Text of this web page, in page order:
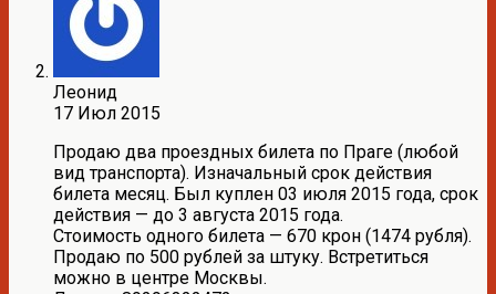
Леонид
17 Июл 2015
Продаю два проездных билета по Праге (любой
вид транспорта). Изначальный срок действия
билета месяц. Был куплен 03 июля 2015 года, срок
действия — до 3 августа 2015 года.
Стоимость одного билета — 670 крон (1474 рубля).
Продаю по 500 рублей за штуку. Встретиться
можно в центре Москвы.